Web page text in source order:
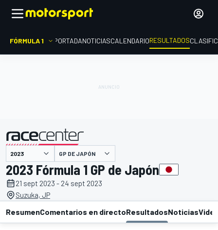
FÓRMULA 1 PORTADANOTICIASCALENDARIORESULTADOS
presentado por GP DE JAPÓN
2023 Fórmula 1 GP de Japón
21 sept 2023 - 24 sept 2023
Suzuka, JP
ResumenComentarios en directoResultadosNoticias